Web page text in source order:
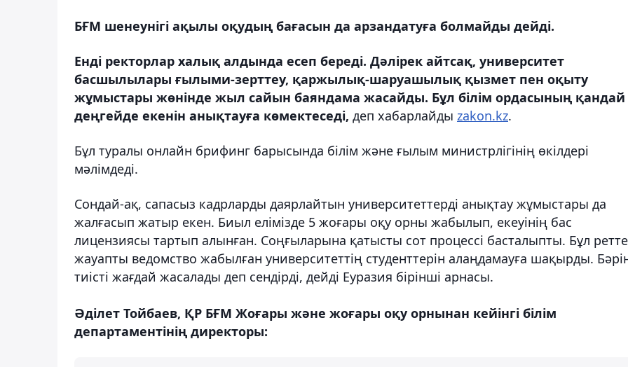
БҒМ шенеунігі ақылы оқудың бағасын да арзандатуға болмайды дейді.
Енді ректорлар халық алдында есеп береді. Дәлірек айтсақ, университет
басшылылары ғылыми-зерттеу, қаржылық-шаруашылық қызмет пен оқыту
жұмыстары жөнінде жыл сайын баяндама жасайды. Бұл білім ордасының қандай
деңгейде екенін анықтауға көмектеседі, деп хабарлайды zakon.kz.
Бұл туралы онлайн брифинг барысында білім және ғылым министрлігінің өкілдері
мәлімдеді.
Сондай-ақ, сапасыз кадрларды даярлайтын университеттерді анықтау жұмыстары да
жалғасып жатыр екен. Биыл елімізде 5 жоғары оқу орны жабылып, екеуінің бас
лицензиясы тартып алынған. Соңғыларына қатысты сот процессі басталыпты. Бұл
жауапты ведомство жабылған университеттің студенттерін алаңдамауға шақырды.
тиісті жағдай жасалады деп сендірді, дейді Еуразия бірінші арнасы.
Әділет Тойбаев, ҚР БҒМ Жоғары және жоғары оқу орнынан кейінгі білім
департаментінің директоры: